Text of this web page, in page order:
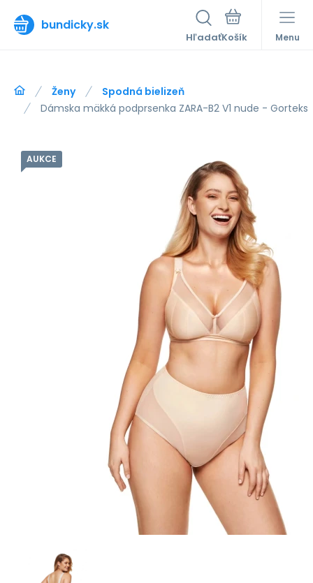
bundicky.sk
Hľadať Menu
Ženy
Spodná bielizeň
Dámska mäkká podprsenka ZARA-B2 V1 nude - Gorteks
AUKCE